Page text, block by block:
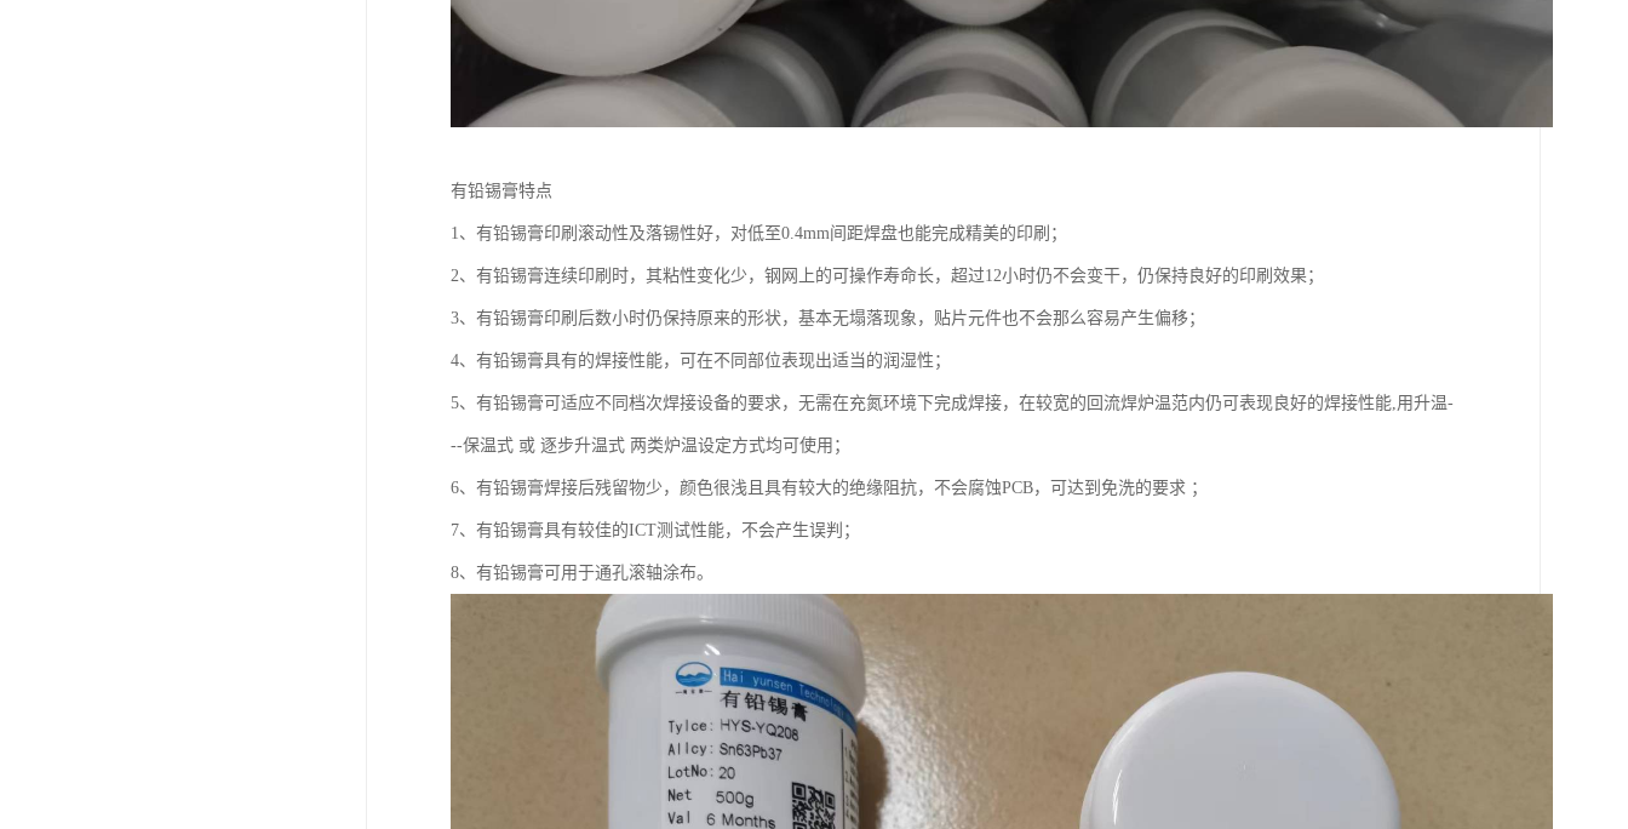
有铅锡膏特点
1、有铅锡膏印刷滚动性及落锡性好，对低至0.4mm间距焊盘也能完成精美的印刷；
2、有铅锡膏连续印刷时，其粘性变化少，钢网上的可操作寿命长，超过12小时仍不会变干，仍保持良好的印刷效果；
3、有铅锡膏印刷后数小时仍保持原来的形状，基本无塌落现象，贴片元件也不会那么容易产生偏移；
4、有铅锡膏具有的焊接性能，可在不同部位表现出适当的润湿性；
5、有铅锡膏可适应不同档次焊接设备的要求，无需在充氮环境下完成焊接，在较宽的回流焊炉温范内仍可表现良好的焊接性能,用升温-
--保温式 或 逐步升温式 两类炉温设定方式均可使用；
6、有铅锡膏焊接后残留物少，颜色很浅且具有较大的绝缘阻抗，不会腐蚀PCB，可达到免洗的要求 ；
7、有铅锡膏具有较佳的ICT测试性能，不会产生误判；
8、有铅锡膏可用于通孔滚轴涂布。